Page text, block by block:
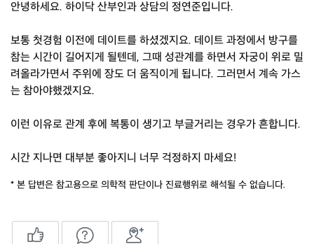
안녕하세요. 하이닥 산부인과 상담의 정연준입니다.
보통 첫경험 이전에 데이트를 하셨겠지요. 데이트 과정에서 방구를
참는 시간이 길어지게 될텐데, 그때 성관계를 하면서 자궁이 위로 밀
려올라가면서 주위에 장도 더 움직이게 됩니다. 그러면서 계속 가스
는 참아야했겠지요.
이런 이유로 관계 후에 복통이 생기고 부글거리는 경우가 흔합니다.
시간 지나면 대부분 좋아지니 너무 걱정하지 마세요!
* 본 답변은 참고용으로 의학적 판단이나 진료행위로 해석될 수 없습니다.